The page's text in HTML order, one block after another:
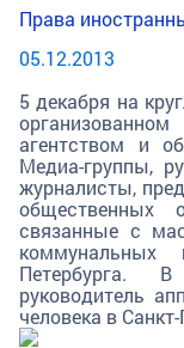
Права
05.12.2013
5 декабря на
агентством и
Медиа-группы,
журналисты,
общественных
связанные с
коммунальных
Петербурга.
руководитель
человека в